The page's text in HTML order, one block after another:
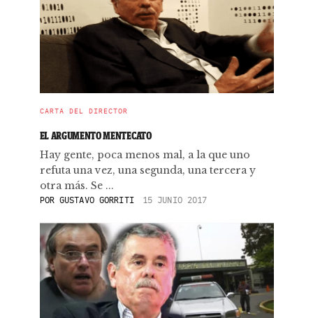
CARTA DEL DIRECTOR
EL ARGUMENTO MENTECATO
Hay gente, poca menos mal, a la que uno
refuta una vez, una segunda, una tercera y
otra más. Se ...
POR GUSTAVO GORRITI 15 JUNIO 2017